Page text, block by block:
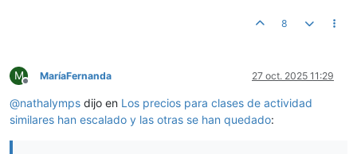
8
M
Desconectado
MaríaFernanda 27 oct. 2025 11:29
@nathalymps dijo en Los precios para clases de actividad
similares han escalado y las otras se han quedado: